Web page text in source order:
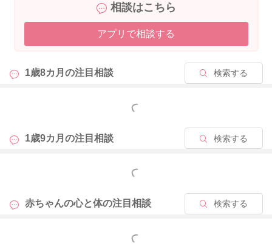
し、お話を伺う限りですと、特にご心配なことではないと思い
ますので、叫ぶようなことがあった時には、抱っこしたり、優
しく声掛けしてあげてくださいね。少しずつ言葉で意思を表現
れば、次第に気にならなくなることが多いので、今は公共の場
では少し小さい声でお話しなさることを教えてあげつつ、見守
2025/8/11 3:22
相談はこちら
アプリで相談する
1歳8カ月の注目相談 検索する
もっと見る
1歳9カ月の注目相談 検索する
もっと見る
赤ちゃんの心と体の注目相談 検索する
もっと見る